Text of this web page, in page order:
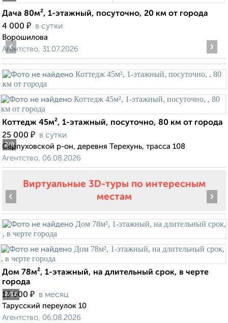
Дача 80м², 1-этажный, посуточно, 20 км от города
4 000 ₽ в сутки
Ворошилова
Агентство, 31.07.2026
2/8
‹ ›
Коттедж 45м², 1-этажный, посуточно, 80 км от города
25 000 ₽ в сутки
Серпуховской р-он, деревня Терехунь, трасса 108
Агентство, 06.08.2026
Виртуальные 3D-туры по интересным
местам
2/12
‹ ›
Дом 78м², 1-этажный, на длительный срок, в черте
города
13 000 ₽ в месяц
Тарусский переулок 10
Агентство, 06.08.2026